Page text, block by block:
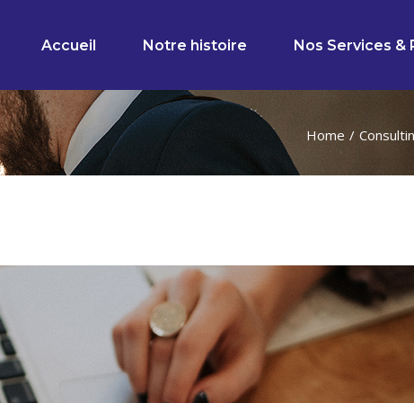
Accueil Notre histoire Nos Services &
Home